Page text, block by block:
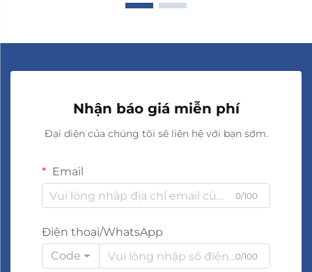
Nhận báo giá miễn phí
Đại diện của chúng tôi sẽ liên hệ với bạn sớm.
Email
0/100
Điện thoại/WhatsApp
Code
0/100